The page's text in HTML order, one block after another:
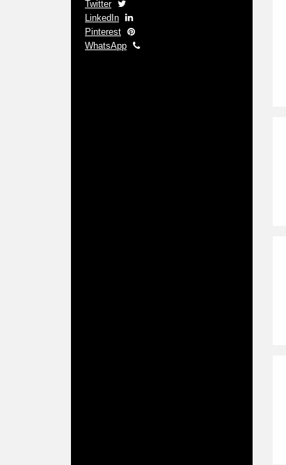
Twitter
LinkedIn
Pinterest
WhatsApp